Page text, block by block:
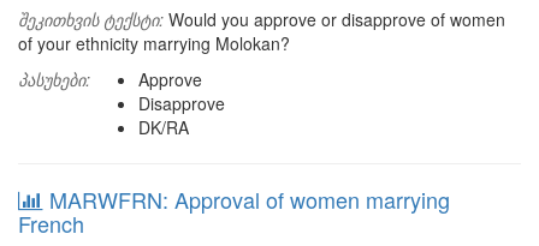
შეკითხვის ტექსტი: Would you approve or disapprove of women
of your ethnicity marrying Molokan?
პასუხები:
Approve
Disapprove
DK/RA
MARWFRN: Approval of women marrying
French